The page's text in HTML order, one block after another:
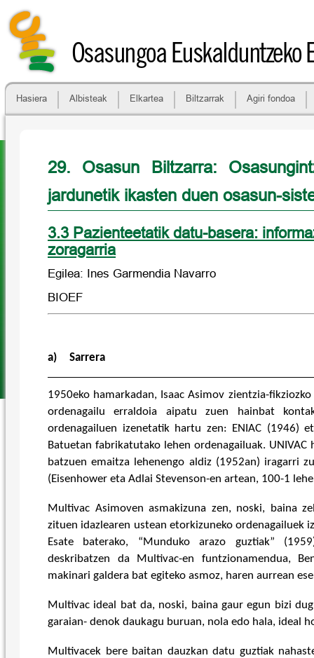
Osasungoa Euskalduntzeko
Hasiera Albisteak Elkartea Biltzarrak Agiri fondoa
29. Osasun Biltzarra:
jardunetik ikasten duen osasun-
3.3 Pazienteetatik datu-basera:
zoragarria
Egilea: Ines Garmendia Navarro
BIOEF
a) Sarrera
1950eko hamarkadan, Isaac Asimov zientzia-
ordenagailu erraldoia aipatu zuen hainbat
ordenagailuen izenetatik hartu zen: ENIAC (1946)
Batuetan fabrikatutako lehen ordenagailuak. UNIVAC
batzuen emaitza lehenengo aldiz (1952an) iragarri
(Eisenhower eta Adlai Stevenson-en artean, 100-1
Multivac Asimoven asmakizuna zen, noski, baina
zituen idazlearen ustean etorkizuneko ordenagailuek
Esate baterako, “Munduko arazo guztiak”
deskribatzen da Multivac-en funtzionamendua,
makinari galdera bat egiteko asmoz, haren aurrean
Multivac ideal bat da, noski, baina gaur egun bizi
garaian- denok daukagu buruan, nola edo hala, ideal
Multivacek bere baitan dauzkan datu guztiak